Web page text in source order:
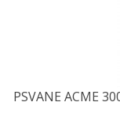
PSVANE ACME